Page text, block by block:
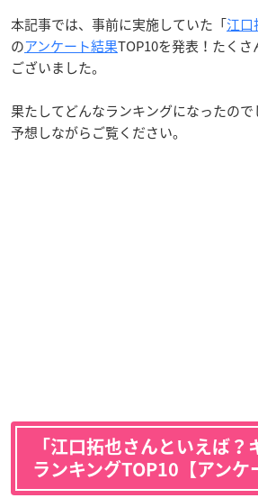
本記事では、事前に実施していた「江口
のアンケート結果TOP10を発表！たく
ございました。
果たしてどんなランキングになったの
予想しながらご覧ください。
「江口拓也さんといえば？
ランキングTOP10【アンケ